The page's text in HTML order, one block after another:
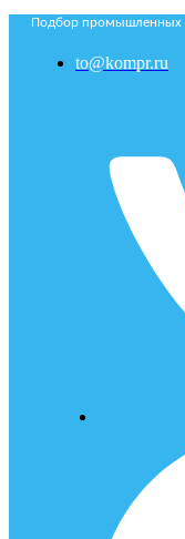
Подбор промышленных
to@kompr.ru